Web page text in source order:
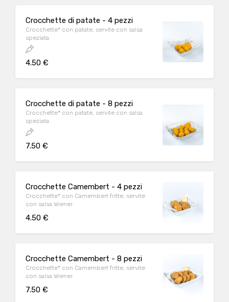
Crocchette di patate - 4 pezzi
Crocchette* con patate, servite con salsa
speziata
4.50 €
Crocchette di patate - 8 pezzi
Crocchette* con patate, servite con salsa
speziata
7.50 €
Crocchette Camembert - 4 pezzi
Crocchette* con Camembert fritte, servite
con salsa Wiener
4.50 €
Crocchette Camembert - 8 pezzi
Crocchette* con Camembert fritte, servite
con salsa Wiener
7.50 €